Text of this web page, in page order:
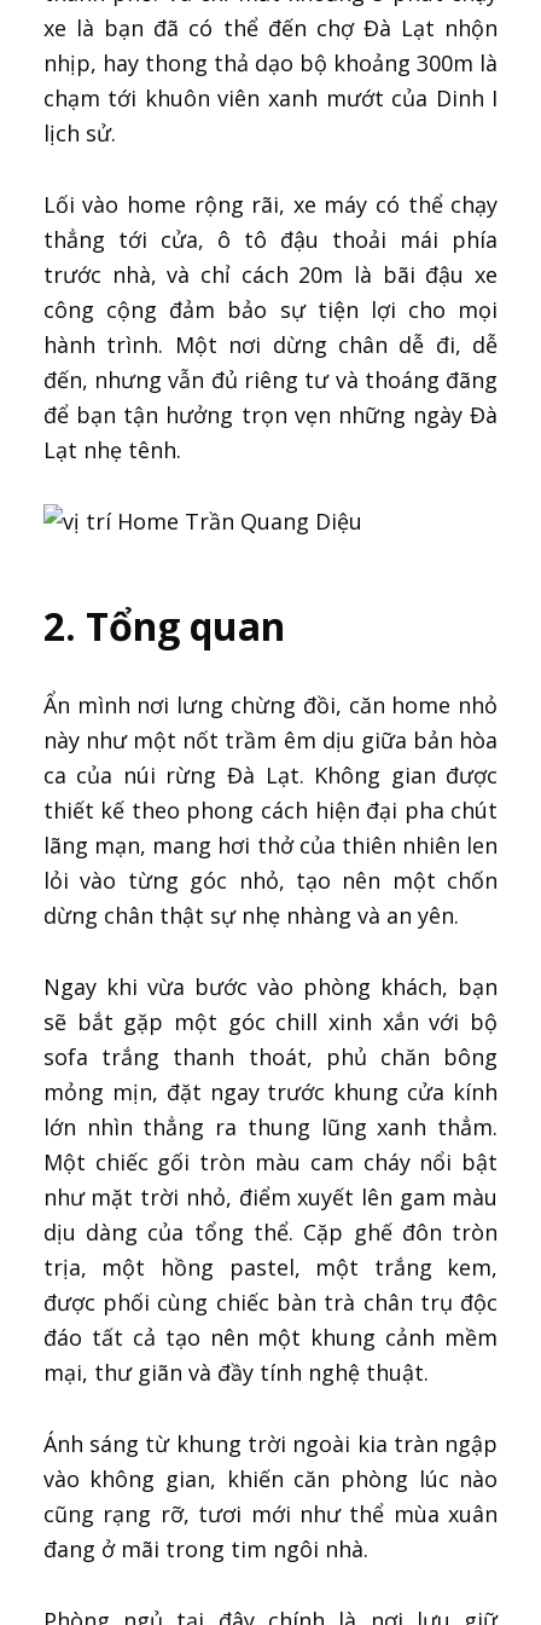
xe là bạn đã có thể đến chợ Đà Lạt nhộn
nhịp, hay thong thả dạo bộ khoảng 300m là
chạm tới khuôn viên xanh mướt của Dinh I
lịch sử.
Lối vào home rộng rãi, xe máy có thể chạy
thẳng tới cửa, ô tô đậu thoải mái phía
trước nhà, và chỉ cách 20m là bãi đậu xe
công cộng đảm bảo sự tiện lợi cho mọi
hành trình. Một nơi dừng chân dễ đi, dễ
đến, nhưng vẫn đủ riêng tư và thoáng đãng
để bạn tận hưởng trọn vẹn những ngày Đà
Lạt nhẹ tênh.
2. Tổng quan
Ẩn mình nơi lưng chừng đồi, căn home nhỏ
này như một nốt trầm êm dịu giữa bản hòa
ca của núi rừng Đà Lạt. Không gian được
thiết kế theo phong cách hiện đại pha chút
lãng mạn, mang hơi thở của thiên nhiên len
lỏi vào từng góc nhỏ, tạo nên một chốn
dừng chân thật sự nhẹ nhàng và an yên.
Ngay khi vừa bước vào phòng khách, bạn
sẽ bắt gặp một góc chill xinh xắn với bộ
sofa trắng thanh thoát, phủ chăn bông
mỏng mịn, đặt ngay trước khung cửa kính
lớn nhìn thẳng ra thung lũng xanh thẳm.
Một chiếc gối tròn màu cam cháy nổi bật
như mặt trời nhỏ, điểm xuyết lên gam màu
dịu dàng của tổng thể. Cặp ghế đôn tròn
trịa, một hồng pastel, một trắng kem,
được phối cùng chiếc bàn trà chân trụ độc
đáo tất cả tạo nên một khung cảnh mềm
mại, thư giãn và đầy tính nghệ thuật.
Ánh sáng từ khung trời ngoài kia tràn ngập
vào không gian, khiến căn phòng lúc nào
cũng rạng rỡ, tươi mới như thể mùa xuân
đang ở mãi trong tim ngôi nhà.